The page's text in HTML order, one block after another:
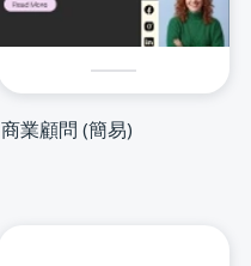
商業顧問 (簡易)